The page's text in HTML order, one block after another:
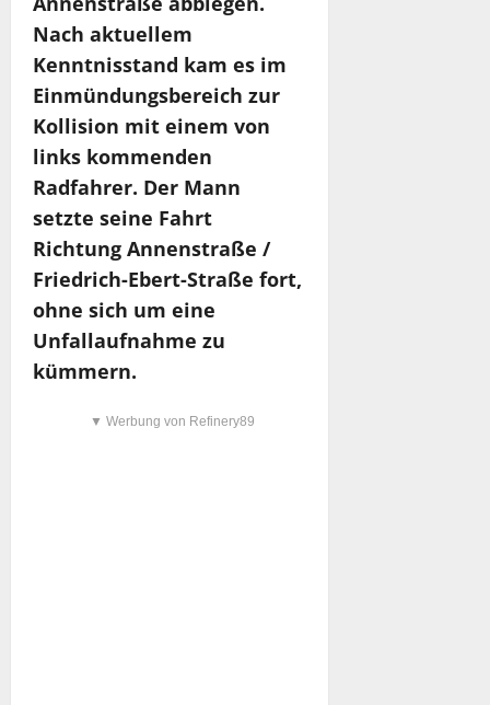
Nach aktuellem
Kenntnisstand kam es im
Einmündungsbereich zur
Kollision mit einem von
links kommenden
Radfahrer. Der Mann
setzte seine Fahrt
Richtung Annenstraße /
Friedrich-Ebert-Straße fort,
ohne sich um eine
Unfallaufnahme zu
kümmern.
▼ Werbung von Refinery89